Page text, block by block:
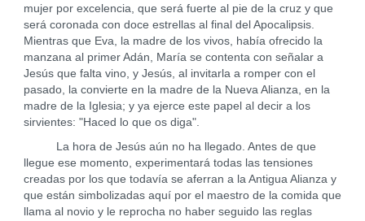
mujer por excelencia, que será fuerte al pie de la cruz y que
será coronada con doce estrellas al final del Apocalipsis.
Mientras que Eva, la madre de los vivos, había ofrecido la
manzana al primer Adán, María se contenta con señalar a
Jesús que falta vino, y Jesús, al invitarla a romper con el
pasado, la convierte en la madre de la Nueva Alianza, en la
madre de la Iglesia; y ya ejerce este papel al decir a los
sirvientes: "Haced lo que os diga".
La hora de Jesús aún no ha llegado. Antes de que
llegue ese momento, experimentará todas las tensiones
creadas por los que todavía se aferran a la Antigua Alianza y
que están simbolizadas aquí por el maestro de la comida que
llama al novio y le reprocha no haber seguido las reglas